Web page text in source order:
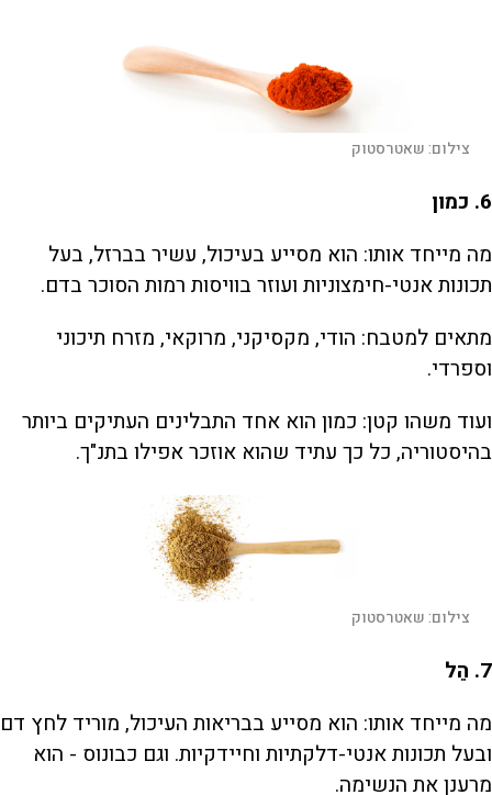
צילום:שאטרסטוק
6. כמון
מה מייחד אותו: הוא מסייע בעיכול, עשיר בברזל, בעל
תכונות אנטי-חימצוניות ועוזר בוויסות רמות הסוכר בדם.
מתאים למטבח: הודי, מקסיקני, מרוקאי, מזרח תיכוני
וספרדי.
ועוד משהו קטן: כמון הוא אחד התבלינים העתיקים ביותר
בהיסטוריה, כל כך עתיד שהוא אוזכר אפילו בתנ"ך.
צילום:שאטרסטוק
7. הֵל
מה מייחד אותו: הוא מסייע בבריאות העיכול, מוריד לחץ דם
ובעל תכונות אנטי-דלקתיות וחיידקיות. וגם כבונוס - הוא
מרענן את הנשימה.